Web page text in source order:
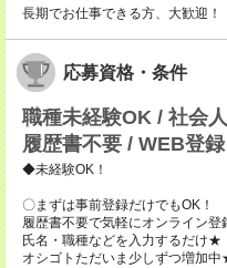
長期でお仕事できる方、大歓迎！
応募資格・条件
職種未経験OK / 社会
履歴書不要 / WEB登
◆未経験OK！
〇まずは事前登録だけでもOK！
履歴書不要で気軽にオンライン
氏名・職種などを入力するだけ★
オシゴトただいま少しずつ増加